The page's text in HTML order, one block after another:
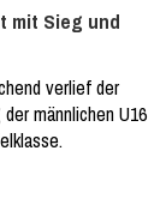
mit Sieg und
verlief der
männlichen U16